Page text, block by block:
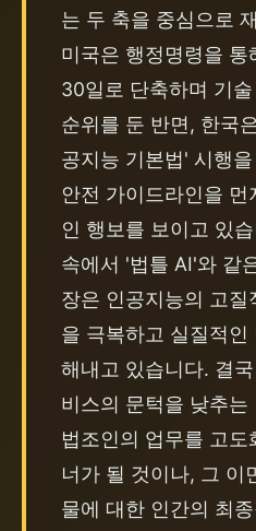
는 두 축을 중심으로
미국은 행정명령을
30일로 단축하며 기
순위를 둔 반면, 한국
공지능 기본법' 시행
안전 가이드라인을 먼
인 행보를 보이고 있
속에서 '법틀 AI'와 같
장은 인공지능의 고
을 극복하고 실질적인
해내고 있습니다. 결
비스의 문턱을 낮추
법조인의 업무를 고도
너가 될 것이나, 그 이
물에 대한 인간의 최